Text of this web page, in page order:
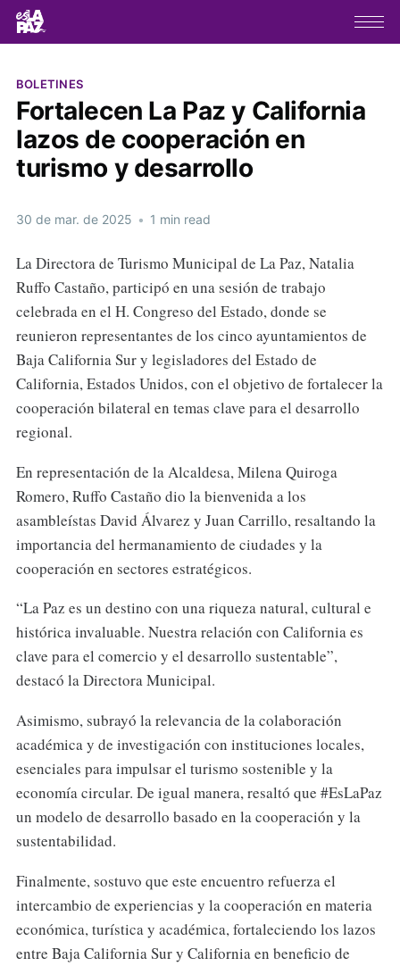
BOLETINES
Fortalecen La Paz y California
lazos de cooperación en
turismo y desarrollo
30 de mar. de 2025 • 1 min read
La Directora de Turismo Municipal de La Paz, Natalia
Ruffo Castaño, participó en una sesión de trabajo
celebrada en el H. Congreso del Estado, donde se
reunieron representantes de los cinco ayuntamientos de
Baja California Sur y legisladores del Estado de
California, Estados Unidos, con el objetivo de fortalecer la
cooperación bilateral en temas clave para el desarrollo
regional.
En representación de la Alcaldesa, Milena Quiroga
Romero, Ruffo Castaño dio la bienvenida a los
asambleístas David Álvarez y Juan Carrillo, resaltando la
importancia del hermanamiento de ciudades y la
cooperación en sectores estratégicos.
“La Paz es un destino con una riqueza natural, cultural e
histórica invaluable. Nuestra relación con California es
clave para el comercio y el desarrollo sustentable”,
destacó la Directora Municipal.
Asimismo, subrayó la relevancia de la colaboración
académica y de investigación con instituciones locales,
esenciales para impulsar el turismo sostenible y la
economía circular. De igual manera, resaltó que #EsLaPaz
un modelo de desarrollo basado en la cooperación y la
sustentabilidad.
Finalmente, sostuvo que este encuentro refuerza el
intercambio de experiencias y la cooperación en materia
económica, turística y académica, fortaleciendo los lazos
entre Baja California Sur y California en beneficio de